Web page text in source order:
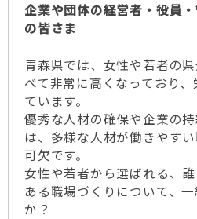
企業や団体の経営者・役員
の皆さま
青森県では、女性や若者の
べて非常に高くなっており
ています。
優秀な人材の確保や企業の
は、多様な人材が働きやす
可欠です。
女性や若者から選ばれる、
ある職場づくりについて、
か？